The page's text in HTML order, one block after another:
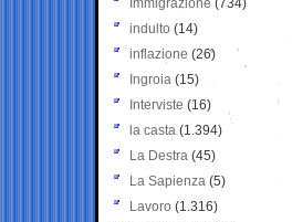
Immigrazione (734)
indulto (14)
inflazione (26)
Ingroia (15)
Interviste (16)
la casta (1.394)
La Destra (45)
La Sapienza (5)
Lavoro (1.316)